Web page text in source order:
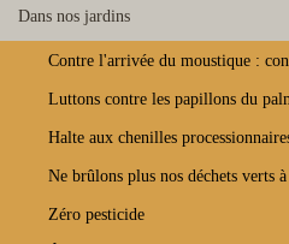
Dans nos jardins
Contre l'arrivée du moustique :
Luttons contre les papillons du
Halte aux chenilles
Ne brûlons plus nos déchets verts
Zéro pesticide